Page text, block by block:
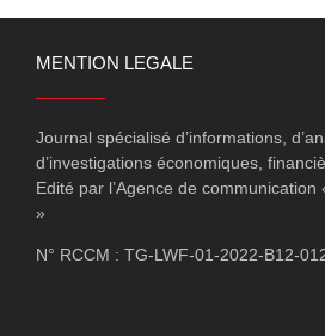
MENTION LEGALE
Journal spécialisé d’informations,
d’investigations économiques,
Edité par l’Agence de communication
»
N° RCCM : TG-LWF-01-2022-B12-